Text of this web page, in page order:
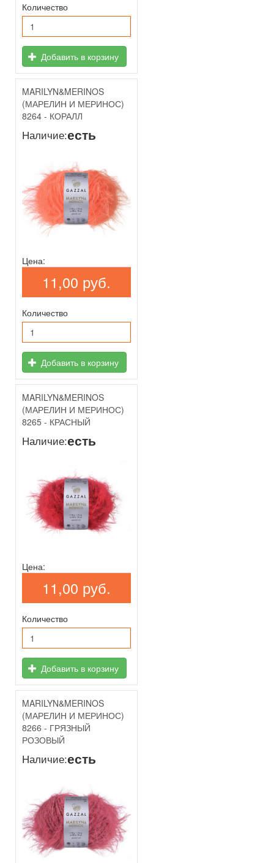
Количество
Добавить в корзину
MARILYN&MERINOS
(МАРЕЛИН И МЕРИНОС)
8264 - КОРАЛЛ
Наличие:есть
Цена:
11,00 руб.
Количество
Добавить в корзину
MARILYN&MERINOS
(МАРЕЛИН И МЕРИНОС)
8265 - КРАСНЫЙ
Наличие:есть
Цена:
11,00 руб.
Количество
Добавить в корзину
MARILYN&MERINOS
(МАРЕЛИН И МЕРИНОС)
8266 - ГРЯЗНЫЙ
РОЗОВЫЙ
Наличие:есть